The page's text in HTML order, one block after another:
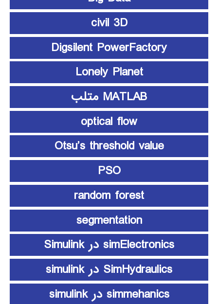
civil 3D
Digsilent PowerFactory
Lonely Planet
MATLAB متلب
optical flow
Otsu’s threshold value
PSO
random forest
segmentation
simElectronics در Simulink
SimHydraulics در simulink
simmehanics در simulink